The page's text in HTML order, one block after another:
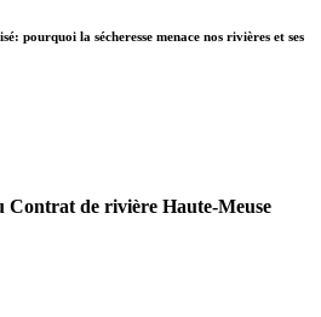
pourquoi la sécheresse menace nos rivières et ses
Contrat de rivière Haute-Meuse